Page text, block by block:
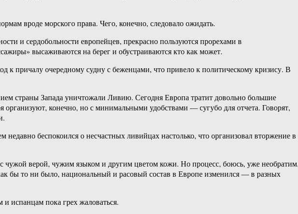
вроде морского права. Чего, конечно, следовало ожидать.
и сердобольности европейцев, прекрасно пользуются прорехами в
высаживаются на берег и обустраиваются кто как может.
к причалу очередному судну с беженцами, что привело к политическому кризису. В
страны Запада уничтожали Ливию. Сегодня Европа тратит довольно большие
конечно, но с минимальными удобствами — сугубо для отчета. Говорят,
беспокоился о несчастных ливийцах настолько, что организовал вторжение в
чужой верой, чужим языком и другим цветом кожи. Но процесс, боюсь, уже
бы то ни было, национальный и расовый состав в Европе изменился — в разных
испанцам пока грех жаловаться.